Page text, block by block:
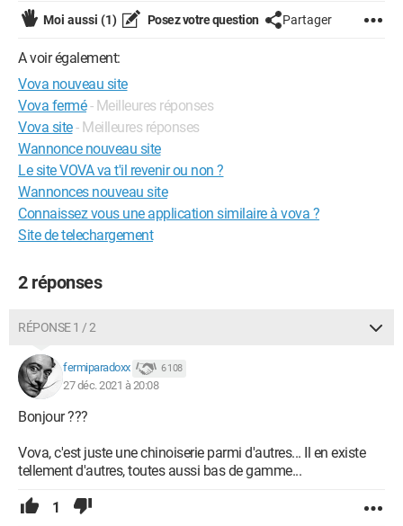
Moi aussi (1) Posez votre question Partager
A voir également:
Vova nouveau site
Vova fermé - Meilleures réponses
Vova site- Meilleures réponses
Wannonce nouveau site
Le site VOVA va t'il revenir ou non ?
Wannonces nouveau site
Connaissez vous une application similaire à vova ?
Site de telechargement
2 réponses
RÉPONSE 1 / 2
fermiparadoxx 6 108
27 déc. 2021 à 20:08
Bonjour ???
Vova, c'est juste une chinoiserie parmi d'autres... Il en existe
tellement d'autres, toutes aussi bas de gamme...
1